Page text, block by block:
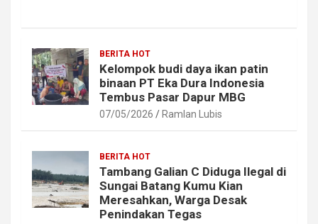
BERITA HOT
Kelompok budi daya ikan patin
binaan PT Eka Dura Indonesia
Tembus Pasar Dapur MBG
07/05/2026 Ramlan Lubis
BERITA HOT
Tambang Galian C Diduga Ilegal di
Sungai Batang Kumu Kian
Meresahkan, Warga Desak
Penindakan Tegas